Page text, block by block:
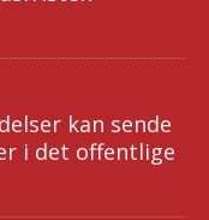
kan sende
i det offentlige